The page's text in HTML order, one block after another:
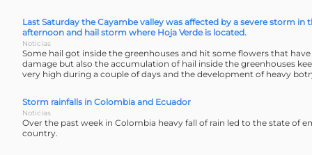
Last Saturday the Cayambe valley was affected by a severe storm in
afternoon and hail storm where Hoja Verde is located.
Noticias
Some hail got inside the greenhouses and hit some flowers that
damage but also the accumulation of hail inside the greenhouses
very high during a couple of days and the development of heavy
Storm rainfalls in Colombia and Ecuador
Noticias
Over the past week in Colombia heavy fall of rain led to the state of
country.